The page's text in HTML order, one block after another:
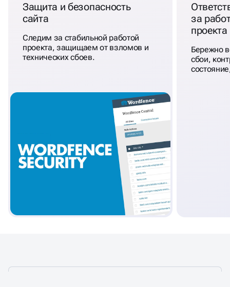
Защита и безопасность
сайта
Следим за стабильной работой
проекта, защищаем от взломов и
технических сбоев.
за
проекта
Бережно
сбои,